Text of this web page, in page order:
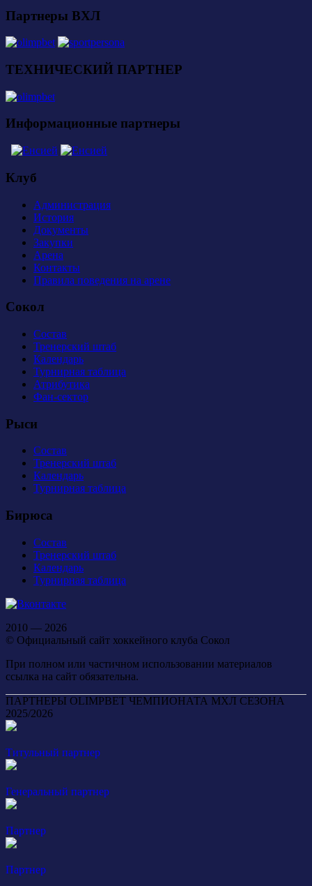
Партнеры ВХЛ
ТЕХНИЧЕСКИЙ ПАРТНЕР
Информационные партнеры
Клуб
Администрация
История
Документы
Закупки
Арена
Контакты
Правила поведения на арене
Сокол
Состав
Тренерский штаб
Календарь
Турнирная таблица
Атрибутика
Фан-сектор
Рыси
Состав
Тренерский штаб
Календарь
Турнирная таблица
Бирюса
Состав
Тренерский штаб
Календарь
Турнирная таблица
2010 — 2026
© Официальный сайт хоккейного клуба Сокол
При полном или частичном использовании материалов
ссылка на сайт обязательна.
ПАРТНЕРЫ OLIMPBET ЧЕМПИОНАТА МХЛ СЕЗОНА
2025/2026
Титульный партнер
Генеральный партнер
Партнер
Партнер